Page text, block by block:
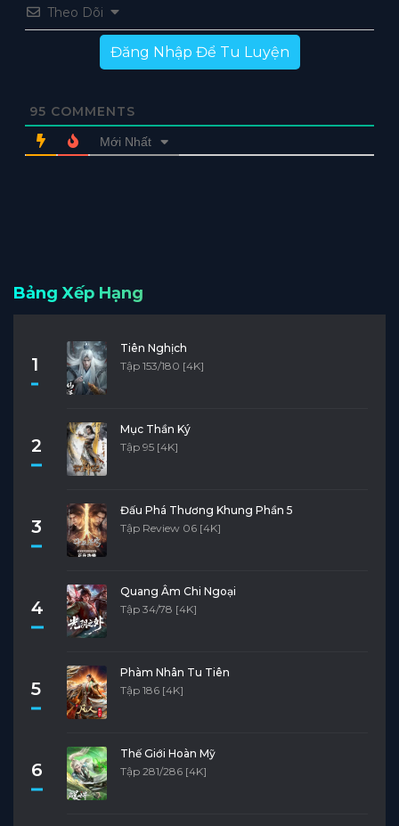
Theo Dõi
Đăng Nhập Để Tu Luyện
95 COMMENTS
Mới Nhất
Bảng Xếp Hạng
1
Tiên Nghịch
Tập 153/180 [4K]
2
Mục Thần Ký
Tập 95 [4K]
3
Đấu Phá Thương Khung Phần 5
Tập Review 06 [4K]
4
Quang Âm Chi Ngoại
Tập 34/78 [4K]
5
Phàm Nhân Tu Tiên
Tập 186 [4K]
6
Thế Giới Hoàn Mỹ
Tập 281/286 [4K]